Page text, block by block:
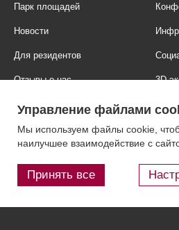
Парк площадей
Новости
Для резидентов
Отзывы о нас 3D-
Фотогалерея
Контакты Блог
Управление файлами
Мы используем файлы cookie,
наилучшее взаимодействие с
Принять все